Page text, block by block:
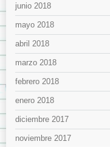
junio 2018
mayo 2018
abril 2018
marzo 2018
febrero 2018
enero 2018
diciembre 2017
noviembre 2017